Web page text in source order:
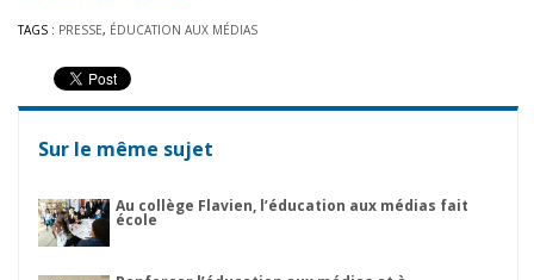
TAGS : PRESSE, ÉDUCATION AUX MÉDIAS
Sur le même sujet
Au collège Flavien, l’éducation aux médias fait
école